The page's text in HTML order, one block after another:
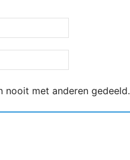
nooit met anderen gedeeld.